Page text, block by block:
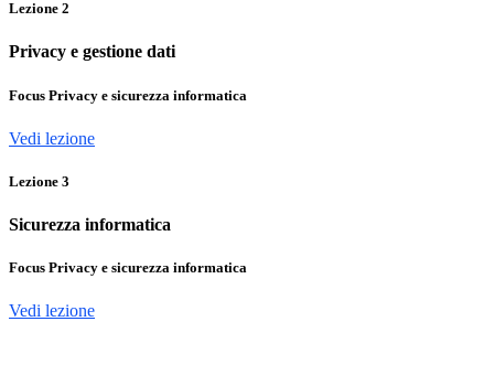
Lezione 2
Privacy e gestione dati
Focus Privacy e sicurezza informatica
Vedi lezione
Lezione 3
Sicurezza informatica
Focus Privacy e sicurezza informatica
Vedi lezione